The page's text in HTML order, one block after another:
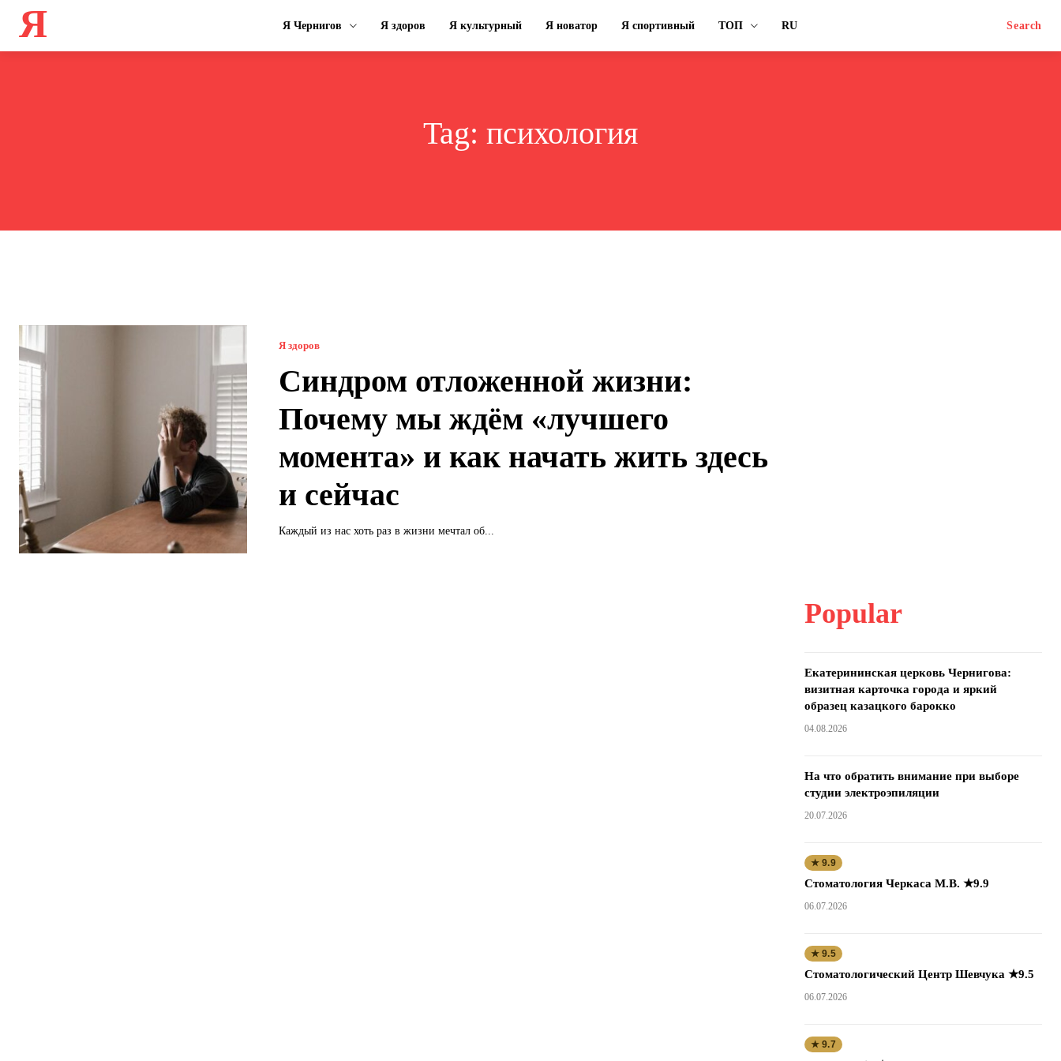
Я Я Чернигов Я здоров Я культурный Я новатор Я спортивный ТОП RU Search
Tag: психология
Я здоров
Синдром отложенной жизни:
Почему мы ждём «лучшего
момента» и как начать жить здесь
и сейчас
Каждый из нас хоть раз в жизни мечтал об...
Popular
Екатерининская церковь Чернигова:
визитная карточка города и яркий
образец казацкого барокко
04.08.2026
На что обратить внимание при выборе
студии электроэпиляции
20.07.2026
★ 9.9
Стоматология Черкаса М.В. ★9.9
06.07.2026
★ 9.5
Стоматологический Центр Шевчука ★9.5
06.07.2026
★ 9.7